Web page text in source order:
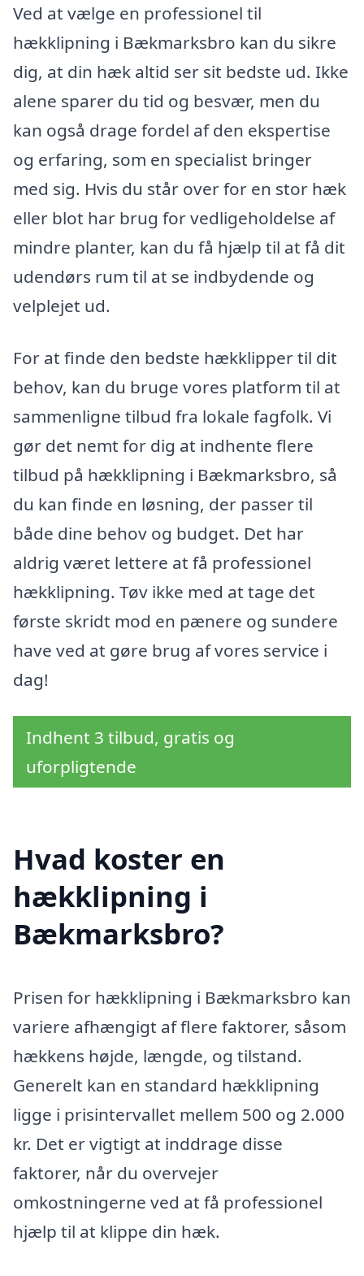
Ved at vælge en professionel til
hækklipning i Bækmarksbro kan du sikre
dig, at din hæk altid ser sit bedste ud. Ikke
alene sparer du tid og besvær, men du
kan også drage fordel af den ekspertise
og erfaring, som en specialist bringer
med sig. Hvis du står over for en stor hæk
eller blot har brug for vedligeholdelse af
mindre planter, kan du få hjælp til at få dit
udendørs rum til at se indbydende og
velplejet ud.
For at finde den bedste hækklipper til dit
behov, kan du bruge vores platform til at
sammenligne tilbud fra lokale fagfolk. Vi
gør det nemt for dig at indhente flere
tilbud på hækklipning i Bækmarksbro, så
du kan finde en løsning, der passer til
både dine behov og budget. Det har
aldrig været lettere at få professionel
hækklipning. Tøv ikke med at tage det
første skridt mod en pænere og sundere
have ved at gøre brug af vores service i
dag!
Indhent 3 tilbud, gratis og
uforpligtende
Hvad koster en
hækklipning i
Bækmarksbro?
Prisen for hækklipning i Bækmarksbro kan
variere afhængigt af flere faktorer, såsom
hækkens højde, længde, og tilstand.
Generelt kan en standard hækklipning
ligge i prisintervallet mellem 500 og 2.000
kr. Det er vigtigt at inddrage disse
faktorer, når du overvejer
omkostningerne ved at få professionel
hjælp til at klippe din hæk.